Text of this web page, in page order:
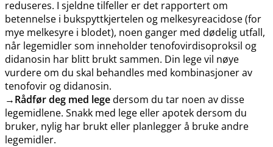
reduseres. I sjeldne tilfeller er det rapportert om
betennelse i bukspyttkjertelen og melkesyreacidose (for
mye melkesyre i blodet), noen ganger med dødelig utfall,
når legemidler som inneholder tenofovirdisoproksil og
didanosin har blitt brukt sammen. Din lege vil nøye
vurdere om du skal behandles med kombinasjoner av
tenofovir og didanosin.
→Rådfør deg med legedersom du tar noen av disse
legemidlene. Snakk med lege eller apotek dersom du
bruker, nylig har brukt eller planlegger å bruke andre
legemidler.